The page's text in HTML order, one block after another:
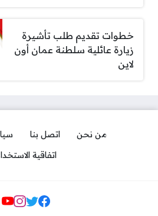
خطوات تقديم طلب تأشيرة
زيارة عائلية سلطنة عمان أون
لاين
من نحن اتصل بنا
اتفاقية
Links